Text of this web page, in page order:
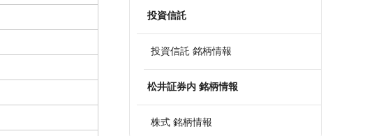
投資信託
投資信託 銘柄情報
松井証券内 銘柄情報
株式 銘柄情報